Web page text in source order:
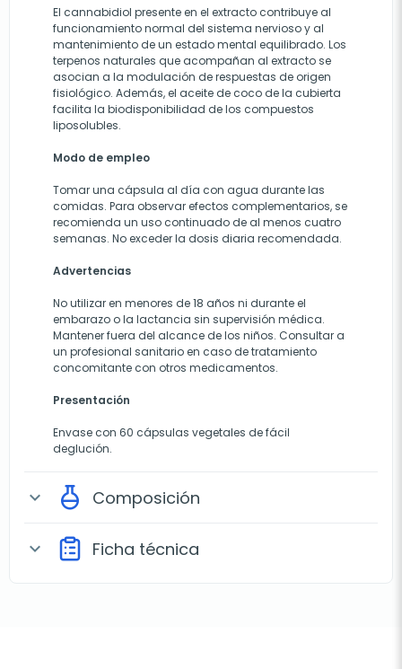
El cannabidiol presente en el extracto contribuye al
funcionamiento normal del sistema nervioso y al
mantenimiento de un estado mental equilibrado. Los
terpenos naturales que acompañan al extracto se
asocian a la modulación de respuestas de origen
fisiológico. Además, el aceite de coco de la cubierta
facilita la biodisponibilidad de los compuestos
liposolubles.
Modo de empleo
Tomar una cápsula al día con agua durante las
comidas. Para observar efectos complementarios, se
recomienda un uso continuado de al menos cuatro
semanas. No exceder la dosis diaria recomendada.
Advertencias
No utilizar en menores de 18 años ni durante el
embarazo o la lactancia sin supervisión médica.
Mantener fuera del alcance de los niños. Consultar a
un profesional sanitario en caso de tratamiento
concomitante con otros medicamentos.
Presentación
Envase con 60 cápsulas vegetales de fácil
deglución.
expand_more Composición
expand_more Ficha técnica